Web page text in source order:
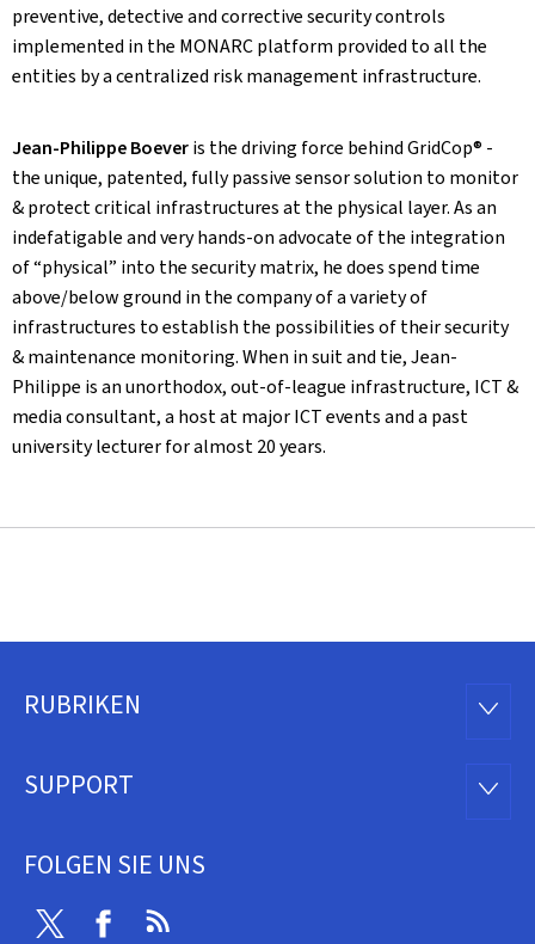
preventive, detective and corrective security controls
implemented in the MONARC platform provided to all the
entities by a centralized risk management infrastructure.
Jean-Philippe Boeveris the driving force behind GridCop® -
the unique, patented, fully passive sensor solution to monitor
& protect critical infrastructures at the physical layer. As an
indefatigable and very hands-on advocate of the integration
of “physical” into the security matrix, he does spend time
above/below ground in the company of a variety of
infrastructures to establish the possibilities of their security
& maintenance monitoring. When in suit and tie, Jean-
Philippe is an unorthodox, out-of-league infrastructure, ICT &
media consultant, a host at major ICT events and a past
university lecturer for almost 20 years.
Footer
RUBRIKEN
SUPPORT
FOLGEN SIE UNS
Twitter Facebook